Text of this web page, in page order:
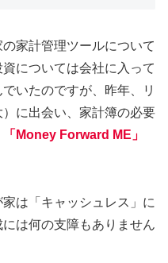
家計管理ツールについて
については会社に入って
いたのですが、昨年、リ
に出会い、家計簿の必要
「Money Forward ME」
は「キャッシュレス」に
は何の支障もありません